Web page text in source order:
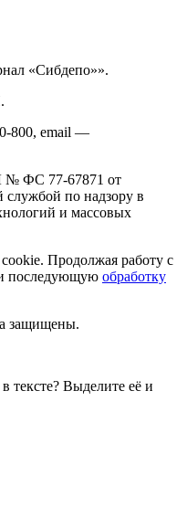
«Сибдепо»».
800, email —
№ ФС 77-67871 от
службой по надзору в
и массовых
Продолжая работу с
последующую обработку
защищены.
тексте? Выделите её и